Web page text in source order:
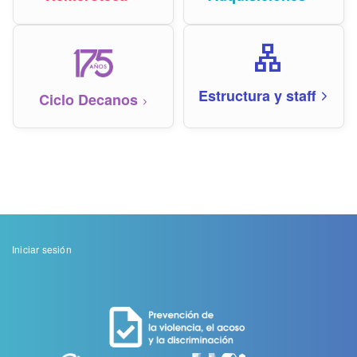
Ciclo Decanos arrow_forward_ios
lan
Estructura y staff arrow_forward_ios
Menu
Iniciar sesión